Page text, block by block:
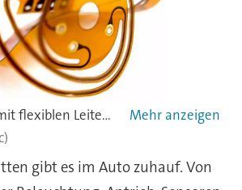
Dem Design sind mit flexiblen Leiterplatten kaum Grenzen gesetzt
gibt es im Auto zuhauf. Von